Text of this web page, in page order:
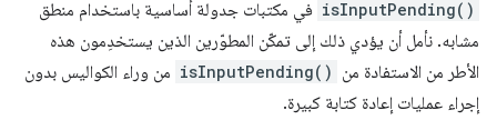
isInputPending() في مكتبات جدولة أساسية باستخدام منطق
مشابه. نأمل أن يؤدي ذلك إلى تمكّن المطوّرين الذين يستخدِمون هذه
الأطر من الاستفادة من isInputPending() من وراء الكواليس بدون
إجراء عمليات إعادة كتابة كبيرة.